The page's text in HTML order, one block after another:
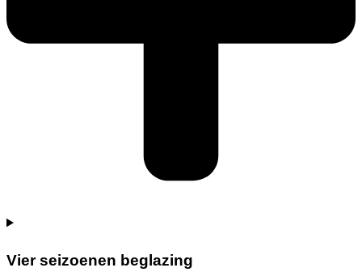
Vier seizoenen beglazing